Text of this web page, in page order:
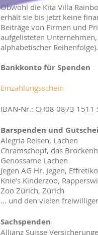
Obwohl die Kita Villa
erhält sie bis jetzt keine
Beiträge von Firmen und
aufgelisteten
alphabetischer Reihenfolge).
Bankkonto für Spenden
Einzahlungsschein
IBAN-Nr.: CH08 0873 1511
Barspenden und
Alegria Reisen, Lachen
Chramschopf, das
Genossame Lachen
Jegen AG Hr. Jegen,
Knie’s Kinderzoo,
Zoo Zürich, Zürich
… und den vielen
Sachspenden
Allianz Suisse